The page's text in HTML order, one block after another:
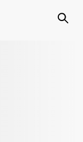
FACTOR